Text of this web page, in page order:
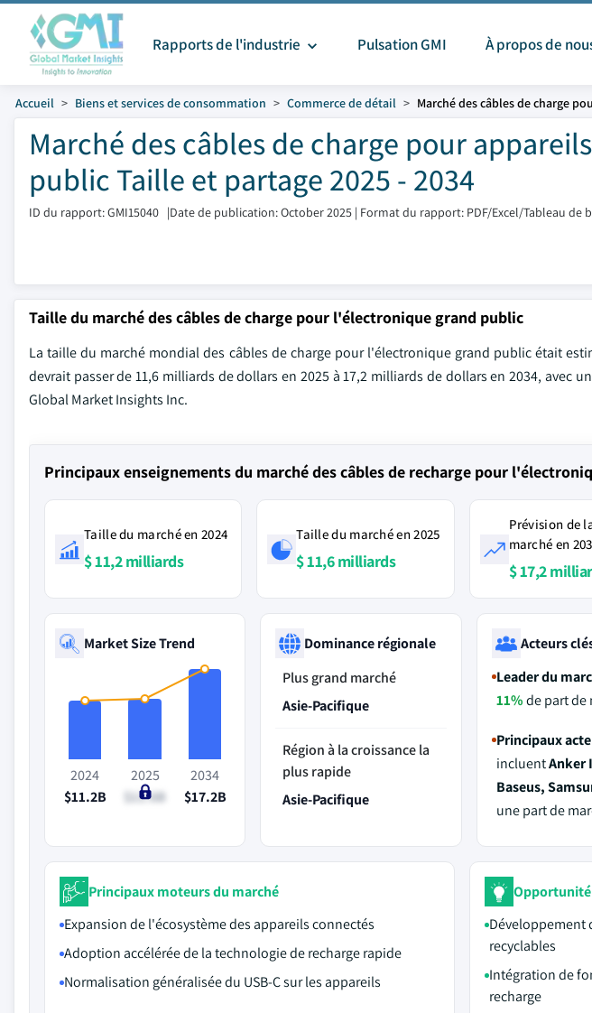
Rapports de l'industrie Pulsation GMI À propos de
Accueil Biens et services de consommation Commerce de détail Marché des câbles de charge
Marché des câbles de charge pour
public Taille et partage 2025 - 2034
ID du rapport: GMI15040 |Date de publication: October 2025 | Format du rapport: PDF/Excel/Tableau de
Taille du marché des câbles de charge pour l'électronique grand public
La taille du marché mondial des câbles de charge pour l'électronique grand public était
devrait passer de 11,6 milliards de dollars en 2025 à 17,2 milliards de dollars en 2034, avec
Global Market Insights Inc.
Principaux enseignements du marché des câbles de recharge pour
Taille du marché en 2024
$ 11,2 milliards
Taille du marché en 2025
$ 11,6 milliards
Prévision de
marché en
$ 17,2
Market Size Trend
2024
$11.2B
2025
$11.6B
2034
$17.2B
Dominance régionale
Plus grand marché
Asie-Pacifique
Région à la croissance la
plus rapide
Asie-Pacifique
Acteurs
Leader du
11%de part de
Principaux
incluentAnker
Baseus,
une part de
Principaux moteurs du marché
Expansion de l'écosystème des appareils connectés
Adoption accélérée de la technologie de recharge rapide
Normalisation généralisée du USB-C sur les appareils
Opportunité
Développement
recyclables
Intégration de
recharge